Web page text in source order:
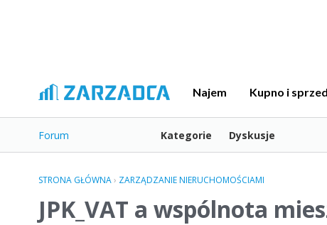
Najem Kupno i
Forum Kategorie Dyskusje
STRONA GŁÓWNA› ZARZĄDZANIE NIERUCHOMOŚCIAMI
JPK_VAT a wspólnota